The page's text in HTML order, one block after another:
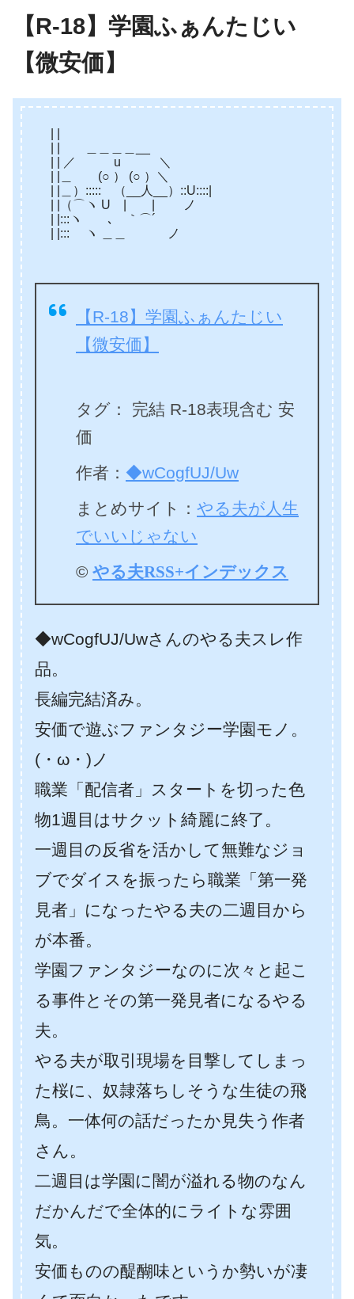
【R-18】学園ふぁんたじい
【微安価】
| | ／ u ＼
| |＿ (○ ） (○ ）＼
| |＿）::::: （__人__）::U::::|
| |（⌒ヽ U | | ノ
| |:::ヽ ､ ｀⌒´
| |::: ヽ ＿＿ ノ
【R-18】学園ふぁんたじい
【微安価】
タグ： 完結 R-18表現含む 安
価
作者： ◆wCogfUJ/Uw
まとめサイト： やる夫が人生
でいいじゃない
© やる夫RSS+インデックス
◆wCogfUJ/Uwさんのやる夫スレ作
品。
長編完結済み。
安価で遊ぶファンタジー学園モノ。
(・ω・)ノ
職業「配信者」スタートを切った色
物1週目はサクット綺麗に終了。
一週目の反省を活かして無難なジョ
ブでダイスを振ったら職業「第一発
見者」になったやる夫の二週目から
が本番。
学園ファンタジーなのに次々と起こ
る事件とその第一発見者になるやる
夫。
やる夫が取引現場を目撃してしまっ
た桜に、奴隷落ちしそうな生徒の飛
鳥。一体何の話だったか見失う作者
さん。
二週目は学園に闇が溢れる物のなん
だかんだで全体的にライトな雰囲
気。
安価ものの醍醐味というか勢いが凄